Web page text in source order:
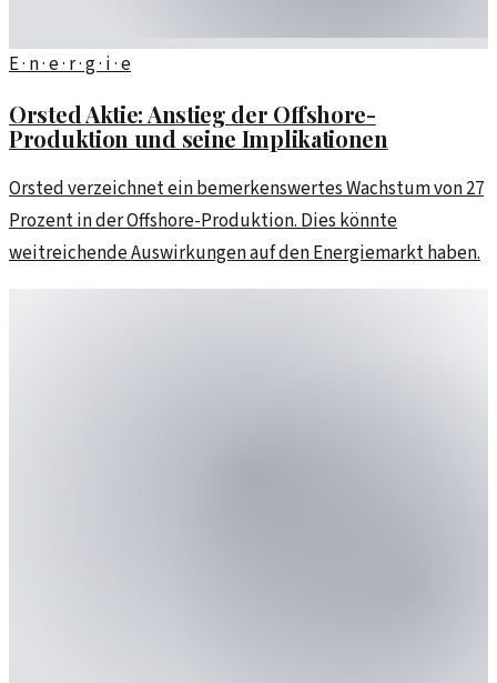
E · n · e · r · g · i · e
Orsted Aktie: Anstieg der Offshore-
Produktion und seine Implikationen
Orsted verzeichnet ein bemerkenswertes Wachstum von 27
Prozent in der Offshore-Produktion. Dies könnte
weitreichende Auswirkungen auf den Energiemarkt haben.